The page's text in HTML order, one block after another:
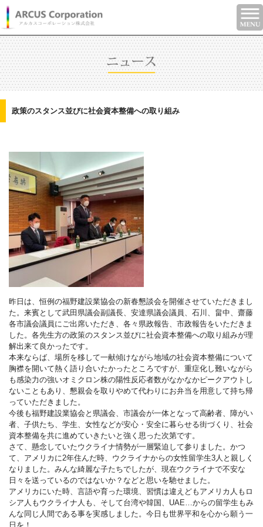
政策のスタンス並びに社会資本整備への取り組み
昨日は、恒例の福野建設業協会の新春懇談会を開催させていただきまし
た。来賓として武田県議会副議長、安達県議会議員、石川、畠中、齋藤
各市議会議員にご出席いただき、各々県政報告、市政報告をいただきま
した。各先生方の政策のスタンス並びに社会資本整備への取り組みが理
解出来て良かったです。
本来ならば、場所を移して一献傾けながら地域の社会資本整備について
胸襟を開いて熱く語り合いたかったところですが、重症化し難いながら
も感染力の強いオミクロン株の陽性反応者数がなかなかピークアウトし
ないこともあり、懇親会を取りやめて代わりにお弁当を用意して持ち帰
っていただきました。
今後も福野建設業協会と県議会、市議会が一体となって高齢者、障がい
者、子供たち、学生、女性などが安心・安全に暮らせる街づくり、社会
資本整備を共に進めていきたいと強く思った次第です。
さて、懸念していたウクライナ情勢が一層緊迫して参りました。かつ
て、アメリカに2年住んだ時、ウクライナからの女性留学生3人と親しく
なりました。みんな綺麗な子たちでしたが、現在ウクライナで不安な
日々を送っているのではないか？などと思いを馳せました。
アメリカにいた時、言語や育った環境、習慣は違えどもアメリカ人もロ
シア人もウクライナ人も、そして台湾や韓国、UAE…からの留学生もみ
んな同じ人間である事を実感しました。今日も世界平和を心から願う一
日を！